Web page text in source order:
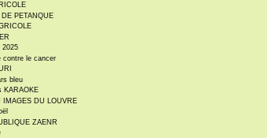
PETANQUE
2025
contre le cancer
bleu
KARAOKE
IMAGES DU LOUVRE
ZAENR